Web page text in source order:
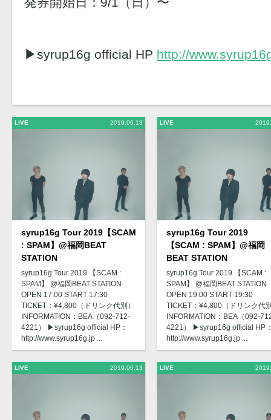
▶︎syrup16g official HP http://
LIVE 2019.06.13
syrup16g Tour 2019【SCAM
: SPAM】@福岡BEAT
STATION
syrup16g Tour 2019 【SCAM :
SPAM】 @福岡BEAT STATION
OPEN 17:00 START 17:30
TICKET：¥4,800（ドリンク代別）
INFORMATION：BEA（092-712-
4221） ▶︎syrup16g official HP：
http://www.syrup16g.jp ...
LIVE 2019.06.13
LIVE
syrup16g Tour 2019
【SCAM : SPAM】@福岡
BEAT STATION
syrup16g Tour 2019 【SCAM :
SPAM】 @福岡BEAT STATION
OPEN 19:00 START 19:30
TICKET：¥4,800（ドリンク代
INFORMATION：BEA（092-
4221） ▶︎syrup16g official HP
http://www.syrup16g.jp ...
LIVE